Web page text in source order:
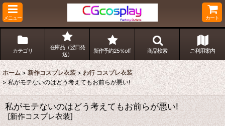
メニュー カート
カテゴリ
在庫品（翌日発
送）
新作予約25％off 商品検索 ご利用案内
ホーム > 新作コスプレ衣装 > わ行 コスプレ衣装
> 私がモテないのはどう考えてもお前らが悪い!
私がモテないのはどう考えてもお前らが悪い!
[新作コスプレ衣装]